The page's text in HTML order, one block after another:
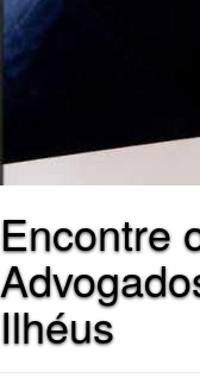
Encontre
Ilhéus